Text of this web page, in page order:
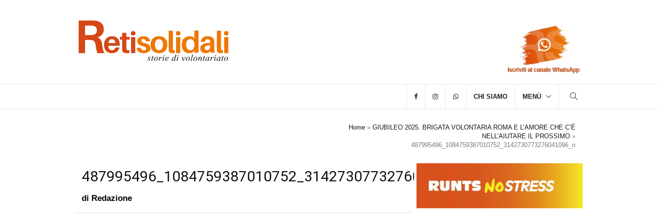
CHI SIAMO MENÙ
Home » GIUBILEO 2025. BRIGATA VOLONTARIA ROMA E L’AMORE CHE C’È
NELL’AIUTARE IL PROSSIMO »
487995496_1084759387010752_3142730773276041096_n
487995496_1084759387010752_3142730773276041096_n
di Redazione